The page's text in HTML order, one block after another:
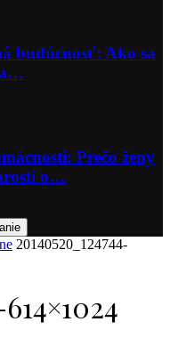
budúcnosť: Ako sa
Prečo ženy
o…
20140520_124744-